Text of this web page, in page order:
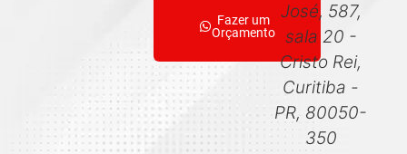
Fazer um
Orçamento
José, 587,
sala 20 -
Cristo Rei,
Curitiba -
PR, 80050-
350